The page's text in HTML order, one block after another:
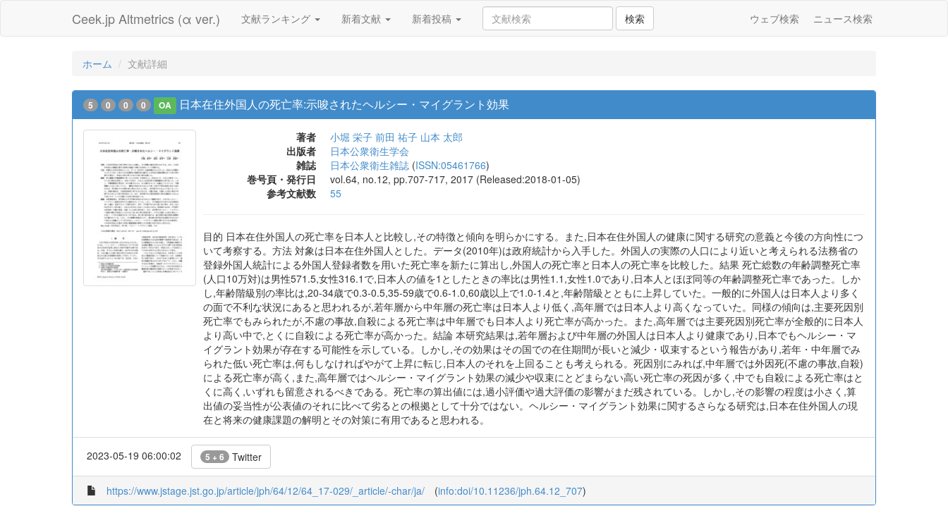
Ceek.jp Altmetrics (α ver.) 文献ランキング 新着文献 新着投稿 検索 ウェブ検索 ニュース検索
ホーム 文献詳細
5 0 0 0 OA 日本在住外国人の死亡率:示唆されたヘルシー・マイグラント効果
著者 小堀 栄子 前田 祐子 山本 太郎
出版者
日本公衆衛生学会
雑誌
日本公衆衛生雑誌 (ISSN:05461766)
巻号頁・発行日
vol.64, no.12, pp.707-717, 2017 (Released:2018-01-05)
参考文献数
55
目的 日本在住外国人の死亡率を日本人と比較し,その特徴と傾向を明らかにする。また,日本在住外国人の健康に関する研究の意義と今後の方向性につ
いて考察する。方法 対象は日本在住外国人とした。データ(2010年)は政府統計から入手した。外国人の実際の人口により近いと考えられる法務省の
登録外国人統計による外国人登録者数を用いた死亡率を新たに算出し,外国人の死亡率と日本人の死亡率を比較した。結果 死亡総数の年齢調整死亡率
(人口10万対)は男性571.5,女性316.1で,日本人の値を1としたときの率比は男性1.1,女性1.0であり,日本人とほぼ同等の年齢調整死亡率であった。しか
し,年齢階級別の率比は,20-34歳で0.3-0.5,35-59歳で0.6-1.0,60歳以上で1.0-1.4と,年齢階級とともに上昇していた。一般的に外国人は日本人より多く
の面で不利な状況にあると思われるが,若年層から中年層の死亡率は日本人より低く,高年層では日本人より高くなっていた。同様の傾向は,主要死因別
死亡率でもみられたが,不慮の事故,自殺による死亡率は中年層でも日本人より死亡率が高かった。また,高年層では主要死因別死亡率が全般的に日本人
より高い中で,とくに自殺による死亡率が高かった。結論 本研究結果は,若年層および中年層の外国人は日本人より健康であり,日本でもヘルシー・マ
イグラント効果が存在する可能性を示している。しかし,その効果はその国での在住期間が長いと減少・収束するという報告があり,若年・中年層でみ
られた低い死亡率は,何もしなければやがて上昇に転じ,日本人のそれを上回ることも考えられる。死因別にみれば,中年層では外因死(不慮の事故,自殺)
による死亡率が高く,また,高年層ではヘルシー・マイグラント効果の減少や収束にとどまらない高い死亡率の死因が多く,中でも自殺による死亡率はと
くに高く,いずれも留意されるべきである。死亡率の算出値には,過小評価や過大評価の影響がまだ残されている。しかし,その影響の程度は小さく,算
出値の妥当性が公表値のそれに比べて劣るとの根拠として十分ではない。ヘルシー・マイグラント効果に関するさらなる研究は,日本在住外国人の現
在と将来の健康課題の解明とその対策に有用であると思われる。
2023-05-19 06:00:02 5 + 6 Twitter
https://www.jstage.jst.go.jp/article/jph/64/12/64_17-029/_article/-char/ja/ (info:doi/10.11236/jph.64.12_707)